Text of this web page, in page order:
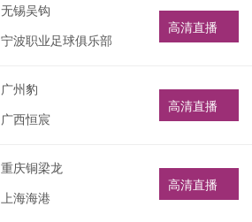
无锡吴钩
宁波职业足球俱乐部
高清直播
广州豹
广西恒宸
高清直播
重庆铜梁龙
上海海港
高清直播